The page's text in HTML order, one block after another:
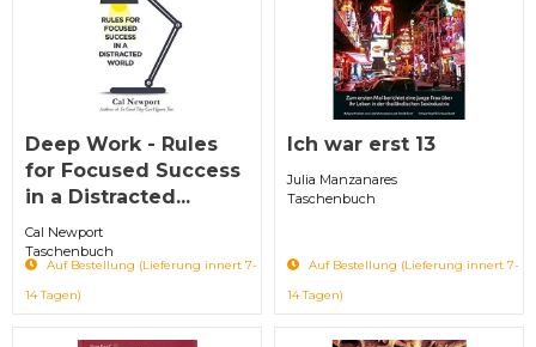
Deep Work - Rules
for Focused Success
in a Distracted...
Cal Newport
Taschenbuch
Auf Bestellung (Lieferung innert 7-
14 Tagen)
Ich war erst 13
Julia Manzanares
Taschenbuch
Auf Bestellung (Lieferung innert 7-
14 Tagen)